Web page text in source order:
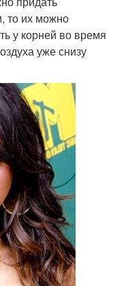
то их можно
у корней во время
уже снизу